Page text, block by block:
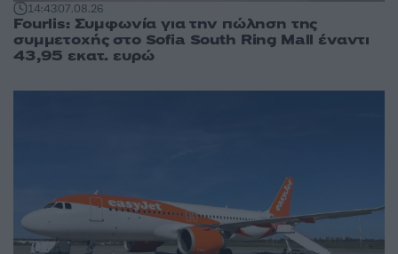
14:4307.08.26
Fourlis: Συμφωνία για την πώληση της
συμμετοχής στο Sofia South Ring Mall έναντι
43,95 εκατ. ευρώ